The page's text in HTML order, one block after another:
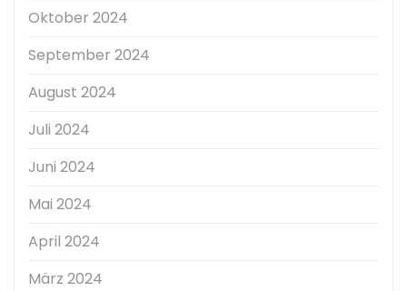
Oktober 2024
September 2024
August 2024
Juli 2024
Juni 2024
Mai 2024
April 2024
März 2024